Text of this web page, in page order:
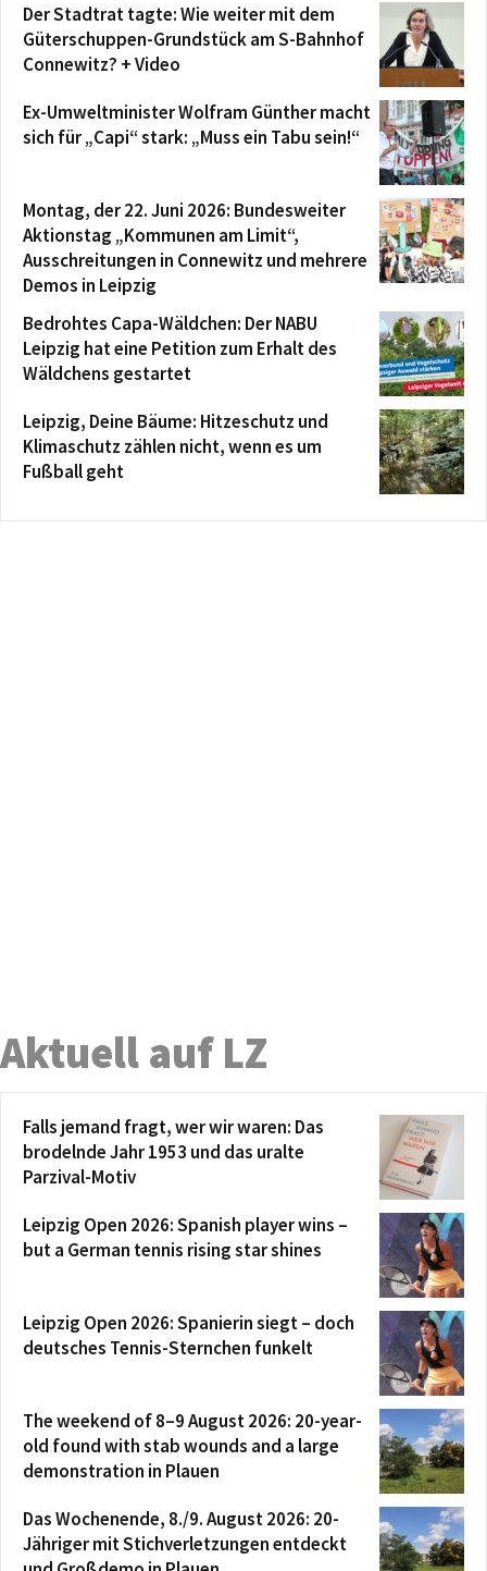
Der Stadtrat tagte: Wie weiter mit dem
Güterschuppen-Grundstück am S-Bahnhof
Connewitz? + Video
Ex-Umweltminister Wolfram Günther macht
sich für „Capi“ stark: „Muss ein Tabu sein!“
Montag, der 22. Juni 2026: Bundesweiter
Aktionstag „Kommunen am Limit“,
Ausschreitungen in Connewitz und mehrere
Demos in Leipzig
Bedrohtes Capa-Wäldchen: Der NABU
Leipzig hat eine Petition zum Erhalt des
Wäldchens gestartet
Leipzig, Deine Bäume: Hitzeschutz und
Klimaschutz zählen nicht, wenn es um
Fußball geht
Aktuell auf LZ
Falls jemand fragt, wer wir waren: Das
brodelnde Jahr 1953 und das uralte
Parzival-Motiv
Leipzig Open 2026: Spanish player wins –
but a German tennis rising star shines
Leipzig Open 2026: Spanierin siegt – doch
deutsches Tennis-Sternchen funkelt
The weekend of 8–9 August 2026: 20-year-
old found with stab wounds and a large
demonstration in Plauen
Das Wochenende, 8./9. August 2026: 20-
Jähriger mit Stichverletzungen entdeckt